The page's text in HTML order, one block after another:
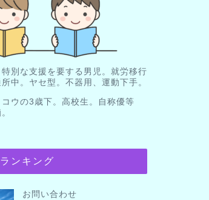
別な支援を要する男児。就労移行
中。ヤセ型。不器用、運動下手。
ウの3歳下。高校生。自称優等
ンキング
お問い合わせ